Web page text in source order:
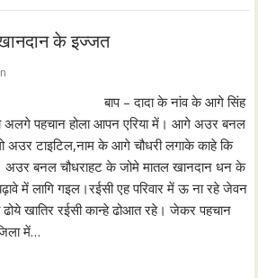
के इज्जत
बाप – दादा के नांव के आगे सिंह
पहचान होला आपन एरिया में। आगे अउर बनल
अउर टाइटिल,नाम के आगे चौधरी लगाके काहे कि
अउर बनल चौधराहट के जोमे मातल खानदान धन के
में लागि गइल।रईसी एह परिवार में ऊ ना रहे जेवन
खातिर रईसी कान्हे ढोआत रहे। जेकर पहचान
में…